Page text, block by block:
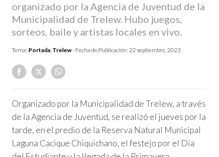
organizado por la Agencia de Juventud de la
Municipalidad de Trelew. Hubo juegos,
sorteos, baile y artistas locales en vivo.
Tema: Portada, Trelew- Fecha de Publicación: 22 septiembre, 2023
Organizado por la Municipalidad de Trelew, a través
de la Agencia de Juventud, se realizó el jueves por la
tarde, en el predio de la Reserva Natural Municipal
Laguna Cacique Chiquichano, el festejo por el Día